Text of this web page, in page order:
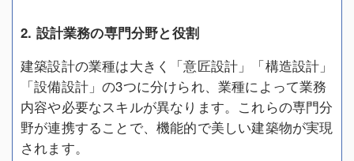
2. 設計業務の専門分野と役割
建築設計の業種は大きく「意匠設計」「構造設計」
「設備設計」の3つに分けられ、業種によって業務
内容や必要なスキルが異なります。これらの専門分
野が連携することで、機能的で美しい建築物が実現
されます。